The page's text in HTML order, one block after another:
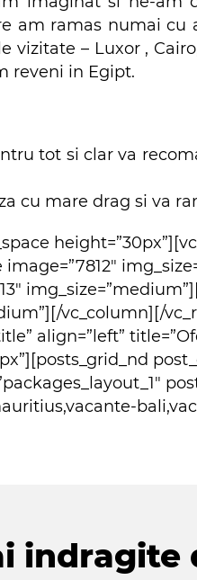
am ramas numai
vizitate – Luxor ,
reveni in Egipt.
tot si clar va
cu mare drag si va
vc_column][/
align=”left”